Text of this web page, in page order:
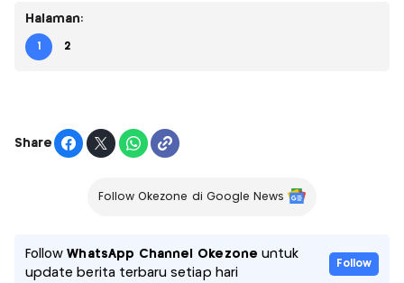
Halaman:
1 2
Share
Follow Okezone di Google News
FollowWhatsApp Channel Okezone untuk
update berita terbaru setiap hari
Follow